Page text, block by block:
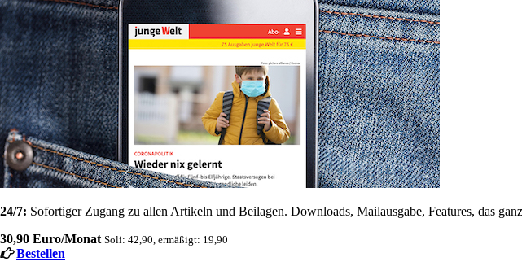
24/7: Sofortiger Zugang zu allen Artikeln und Beilagen. Downloads, Mailausgabe, Features, das
30,90 Euro/Monat Soli: 42,90, ermäßigt: 19,90
Bestellen